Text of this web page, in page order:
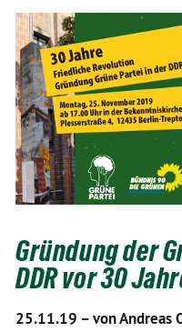
Gründung der
DDR vor 30
25.11.19 –von Andreas